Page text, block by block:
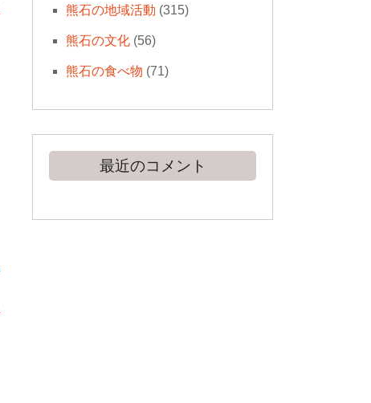
熊石の地域活動 (315)
熊石の文化(56)
熊石の食べ物 (71)
最近のコメント